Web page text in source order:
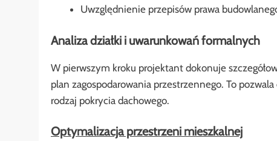
Uwzględnienie przepisów prawa
Analiza działki i uwarunkowań formalnych
W pierwszym kroku projektant dokonuje
plan zagospodarowania przestrzennego. To
rodzaj pokrycia dachowego.
Optymalizacja przestrzeni mieszkalnej